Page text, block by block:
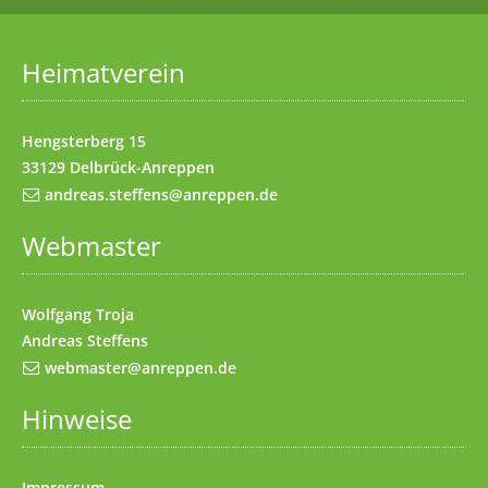
Startseite(Access key 1)
Impressum(Access key 8)
Kontakt(Access key 9)
Heimatverein
Hengsterberg 15
33129 Delbrück-Anreppen
andreas.steffens@anreppen.de
Webmaster
Wolfgang Troja
Andreas Steffens
webmaster@anreppen.de
Hinweise